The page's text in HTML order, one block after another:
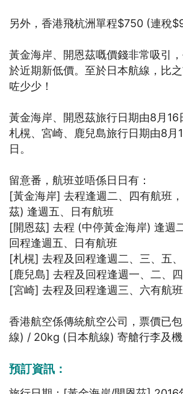
另外，香港飛杭洲單程$750 (連稅
黃金海岸、開恩茲嘅價錢非常吸引
於近期新低價。至於日本航線，比
咗少少！
黃金海岸、開恩茲旅行日期由8月16
札榥、宮崎、鹿兒島旅行日期由8月
日。
留意番，航班並唔係日日有：
[黃金海岸] 去程逢週二、四有航班
茲) 逢週五、日有航班
[開恩茲] 去程 (中停黃金海岸) 逢週
回程逢週五、日有航班
[札榥] 去程及回程逢週二、三、五
[鹿兒島] 去程及回程逢週一、二、
[宮崎] 去程及回程逢週三、六有航班
香港航空係傳統航空公司，票價已
線) / 20kg (日本航線) 寄艙行李及機
預訂資訊：